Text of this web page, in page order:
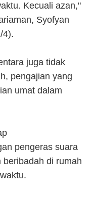
Kecuali azan,"
Syofyan
4).
juga tidak
pengajian yang
umat dalam
pengeras suara
di rumah